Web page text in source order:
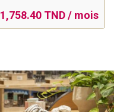
1,758.40 TND / mois